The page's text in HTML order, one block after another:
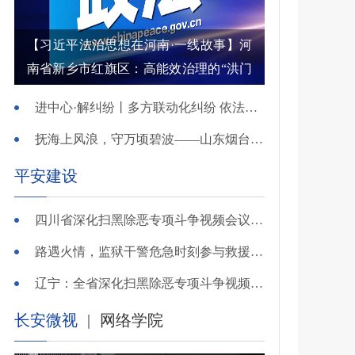
【习近平法治思想在河南·一线故事】河
南省新乡市红旗区：高能效治理的“洪门
进中心·解纠纷丨多方联动化纠纷 依法调解护农耕
抚海上风浪，守万顷碧波——山东烟台把矛盾化解在微澜未起时
平安建设
四川省深化扫黑除恶专项斗争视频会议召开 于立军出席并讲话
路遇火情，监狱干警危急时刻参与救援显身手！
辽宁：全省深化扫黑除恶专项斗争视频会议召开
长安微视 | 网络学院